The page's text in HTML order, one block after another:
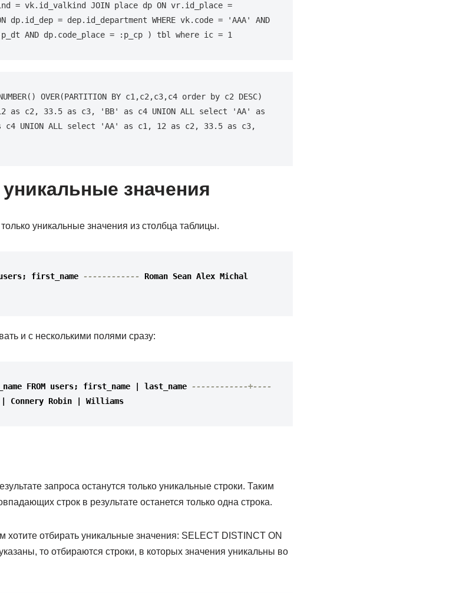
= vk.id_valkind JOIN place dp ON vr.id_place =
dp.id_dep = dep.id_department WHERE vk.code = 'AAA' AND
AND dp.code_place = :p_cp ) tbl where ic = 1
OVER(PARTITION BY c1,c2,c3,c4 order by c2 DESC)
c2, 33.5 as c3, 'BB' as c4 UNION ALL select 'AA' as
UNION ALL select 'AA' as c1, 12 as c2, 33.5 as c3,
значения
уникальные значения из столбца таблицы.
; first_name ------------ Roman Sean Alex Michal
и с несколькими полями сразу:
FROM users; first_name last_name ------------+----
Connery Robin Williams
запроса останутся только уникальные строки. Таким
строк в результате останется только одна строка.
хотите отбирать уникальные значения: SELECT DISTINCT ON
то отбираются строки, в которых значения уникальны во